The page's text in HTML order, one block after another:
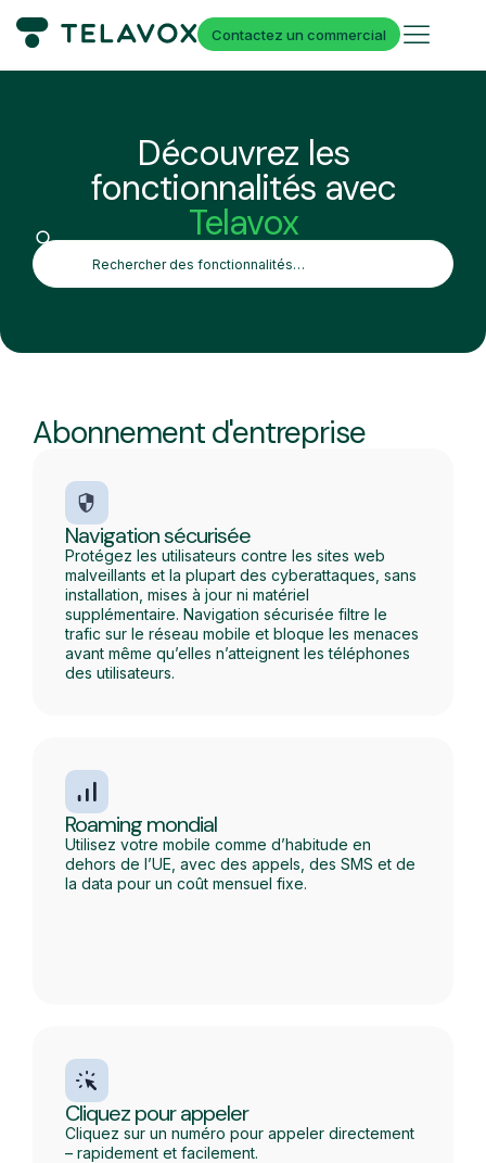
Contactez un commercial
Découvrez les
fonctionnalités avec
Telavox
Abonnement d'entreprise
Navigation sécurisée
Protégez les utilisateurs contre les sites web
malveillants et la plupart des cyberattaques, sans
installation, mises à jour ni matériel
supplémentaire. Navigation sécurisée filtre le
trafic sur le réseau mobile et bloque les menaces
avant même qu’elles n’atteignent les téléphones
des utilisateurs.
Roaming mondial
Utilisez votre mobile comme d’habitude en
dehors de l’UE, avec des appels, des SMS et de
la data pour un coût mensuel fixe.
Cliquez pour appeler
Cliquez sur un numéro pour appeler directement
– rapidement et facilement.